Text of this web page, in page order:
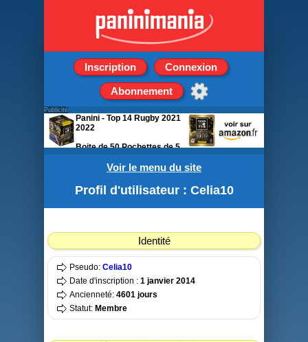
Inscription Connexion
Abonnement
Voir le menu du site
Profil d'utilisateur : Celia10
Identité
Pseudo: Celia10
Date d'inscription : 1 janvier 2014
Ancienneté: 4601 jours
Statut: Membre
Publicité
Panini - Top 14 Rugby 2021
2022
Boite de 50 Pochettes de 5
stickers